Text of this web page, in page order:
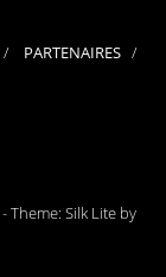
PARTENAIRES
-Theme: Silk Lite by